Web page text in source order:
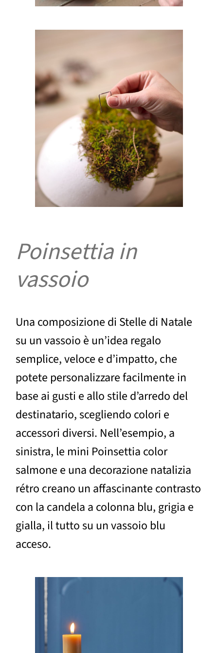
Poinsettia in
vassoio
Una composizione di Stelle di Natale
su un vassoio è un’idea regalo
semplice, veloce e d’impatto, che
potete personalizzare facilmente in
base ai gusti e allo stile d’arredo del
destinatario, scegliendo colori e
accessori diversi. Nell’esempio, a
sinistra, le mini Poinsettia color
salmone e una decorazione natalizia
rétro creano un affascinante contrasto
con la candela a colonna blu, grigia e
gialla, il tutto su un vassoio blu
acceso.